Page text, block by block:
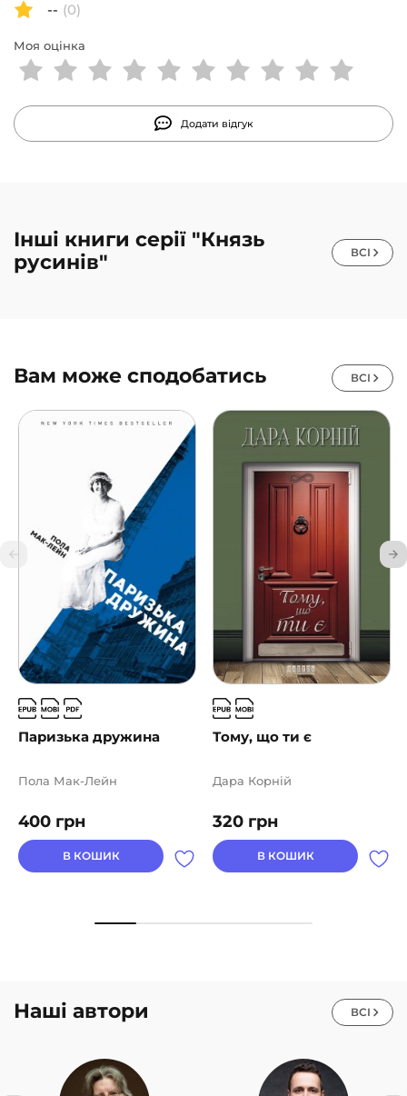
-- (0)
Моя оцінка
Додати відгук
Інші книги серії "Князь
русинів"
ВСІ
Вам може сподобатись ВСІ
Паризька дружина
400 грн
Пола Мак-Лейн
В КОШИК
Тому, що ти є
320 грн
Дара Корній
В КОШИК
Наші автори ВСІ